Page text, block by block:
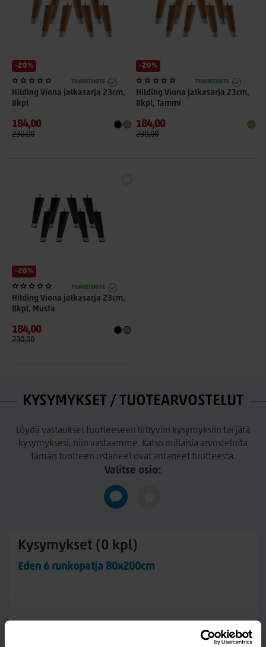
Jousisto: Eden Premium 5-vyöhyke-pussijousisto
Jäykkyydet: medium ja hard
Värit: Hiekka, graniitti ja antrasiitti
Petauspatja, jalat ja pääty myydään erikseen
Katkeamattomuustakuu rungolle ja jousistolle 20 vuotta!
-20%
TILAUSTUOTE
Hilding Viona jalkasarja 23cm,
8kpl
184,00
230,00
-20%
TILAUSTUOTE
Hilding Viona jalkasarja 23cm,
8kpl, Tammi
184,00
230,00
-20%
TILAUSTUOTE
Hilding Viona jalkasarja 23cm,
8kpl, Musta
184,00
230,00
KYSYMYKSET / TUOTEARVOSTELUT
Löydä vastaukset tuotteeseen liittyviin kysymyksiin tai jätä
kysymyksesi, niin vastaamme. Katso millaisia arvosteluita
tämän tuotteen ostaneet ovat antaneet tuotteesta.
Valitse osio:
Kysymykset (0 kpl)
Eden 6 runkopatja 80x200cm